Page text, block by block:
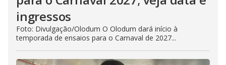
ingressos
Foto: Divulgação/Olodum O Olodum dará início à
temporada de ensaios para o Carnaval de 2027...